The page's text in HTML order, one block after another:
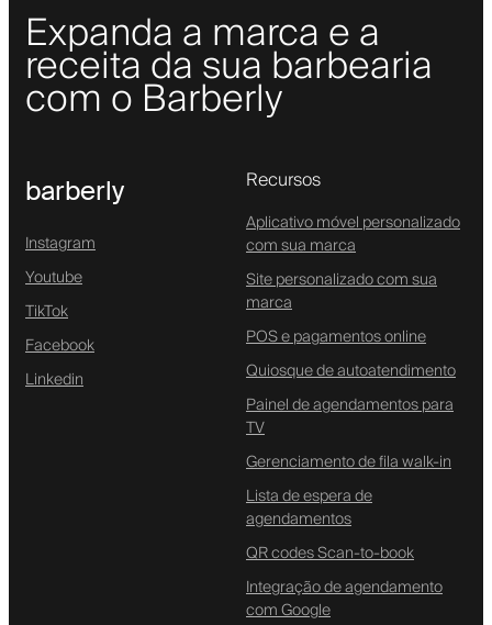
Expanda a marca e a
receita da sua barbearia
com o Barberly
barberly
Instagram
Youtube
TikTok
Facebook
Linkedin
Recursos
Aplicativo móvel personalizado
com sua marca
Site personalizado com sua
marca
POS e pagamentos online
Quiosque de autoatendimento
Painel de agendamentos para
TV
Gerenciamento de fila walk-in
Lista de espera de
agendamentos
QR codes Scan-to-book
Integração de agendamento
com Google